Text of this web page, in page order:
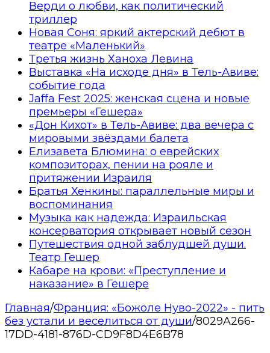
Верди о любви, как политический
триллер
Новая Соня: яркий актерский дебют в
театре «Маленький»
Третья жизнь Ханоха Левина
Выставка «На исходе дня» в Тель-Авиве:
событие года
Jaffa Fest 2025: женская сцена и новые
премьеры «Гешера»
«Дон Кихот» в Тель-Авиве: два вечера с
мировыми звёздами балета
Елизавета Блюмина: о еврейских
композиторах, пении на рояле и
притяжении Израиля
Братья Хенкины: параллельные миры и
воспоминания
Музыка как надежда: Израильская
консерватория открывает новый сезон
Путешествия одной заблудшей души.
Театр Гешер
Кабаре на крови: «Преступление и
наказание» в Гешере
Главная/Франция: «Божоле Нуво-2022» - пить
без устали и веселиться от души/8029A266-
17DD-4181-876D-CD9F8D4E6B78